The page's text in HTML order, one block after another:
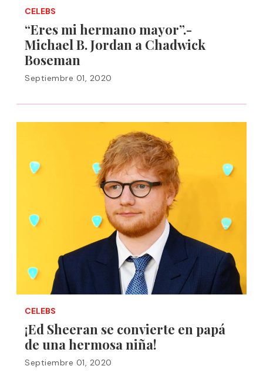
CELEBS
“Eres mi hermano mayor”.-
Michael B. Jordan a Chadwick
Boseman
Septiembre 01, 2020
CELEBS
¡Ed Sheeran se convierte en papá
de una hermosa niña!
Septiembre 01, 2020